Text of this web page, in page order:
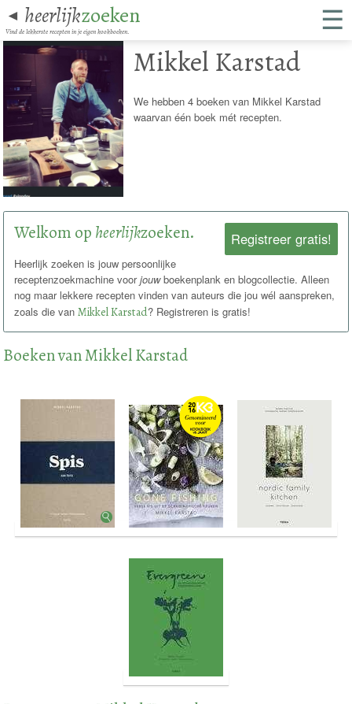
◄ heerlijkzoeken
Vind de lekkerste recepten in je eigen kookboeken. ☰
Mikkel Karstad
We hebben 4 boeken van Mikkel Karstad
waarvan één boek mét recepten.
Registreer gratis!
Welkom op heerlijkzoeken.
Heerlijk zoeken is jouw persoonlijke
receptenzoekmachine voorjouwboekenplank en blogcollectie. Alleen
nog maar lekkere recepten vinden van auteurs die jou wél aanspreken,
zoals die vanMikkel Karstad? Registreren is gratis!
Boeken van Mikkel Karstad